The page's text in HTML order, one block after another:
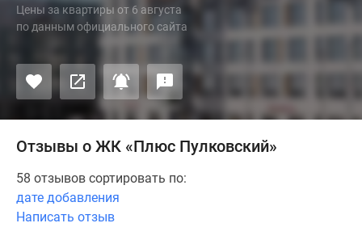
Цены за квартиры от 6 августа
по данным официального сайта
Отзывы о ЖК «Плюс Пулковский»
58 отзывов сортировать по:
дате добавления
Написать отзыв